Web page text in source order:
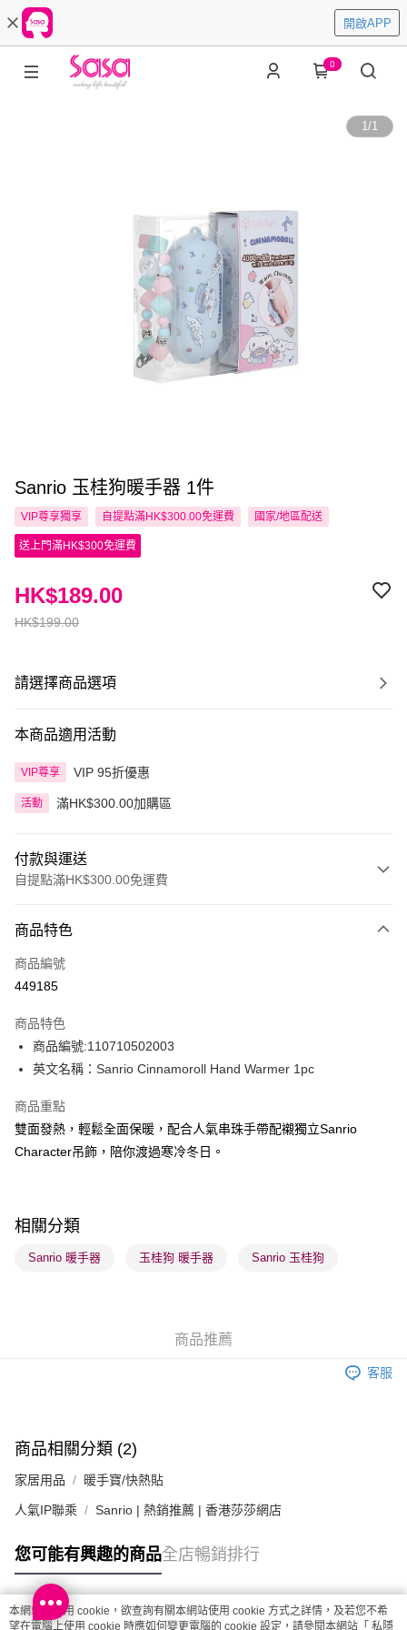
開啟APP
0
1/1
Sanrio 玉桂狗暖手器 1件
VIP尊享獨享 自提點滿HK$300.00免運費 國家/地區配送
送上門滿HK$300免運費
HK$199.00
HK$189.00
請選擇商品選項
本商品適用活動
VIP尊享 VIP 95折優惠
活動 滿HK$300.00加購區
付款與運送
自提點滿HK$300.00免運費
信用卡
Apple Pay
PayMe
WeChat Pay
BoC Pay
送貨方式
每筆HK$65.00，滿HK$300.00或以上免運費
每筆HK$65.00，滿HK$300.00或以上免運費
(香港門市) 只顯示可選門市。確認發貨後2-5個工作天到店，3天內
(澳門門市) 只顯示可選門市。確認發貨後2-5個工作天到店，3天內
取。逾期會取消訂單，並不會安排重寄
每筆HK$20.00，滿HK$100.00或以上免運費
澳門地區配送 - 確認發貨後1-4個工作天送達
商品特色
商品編號
449185
商品特色
商品編號:110710502003
英文名稱：Sanrio Cinnamoroll Hand Warmer 1pc
商品重點
雙面發熱，輕鬆全面保暖，配合人氣串珠手帶配襯獨立Sanrio
Character吊飾，陪你渡過寒冷冬日。
相關分類
Sanrio 暖手器 玉桂狗 暖手器 Sanrio 玉桂狗
商品推薦
客服
商品相關分類 (2)
家居用品 暖手寶/快熱貼
人氣IP聯乘 Sanrio | 熱銷推薦 | 香港莎莎網店
您可能有興趣的商品全店暢銷排行
熱門標籤
本網站中使用 cookie，欲查詢有關本網站使用 cookie 方式之詳情，及若您不希
望在電腦上使用 cookie 時應如何變更電腦的 cookie 設定，請參閱本網站「 私隱